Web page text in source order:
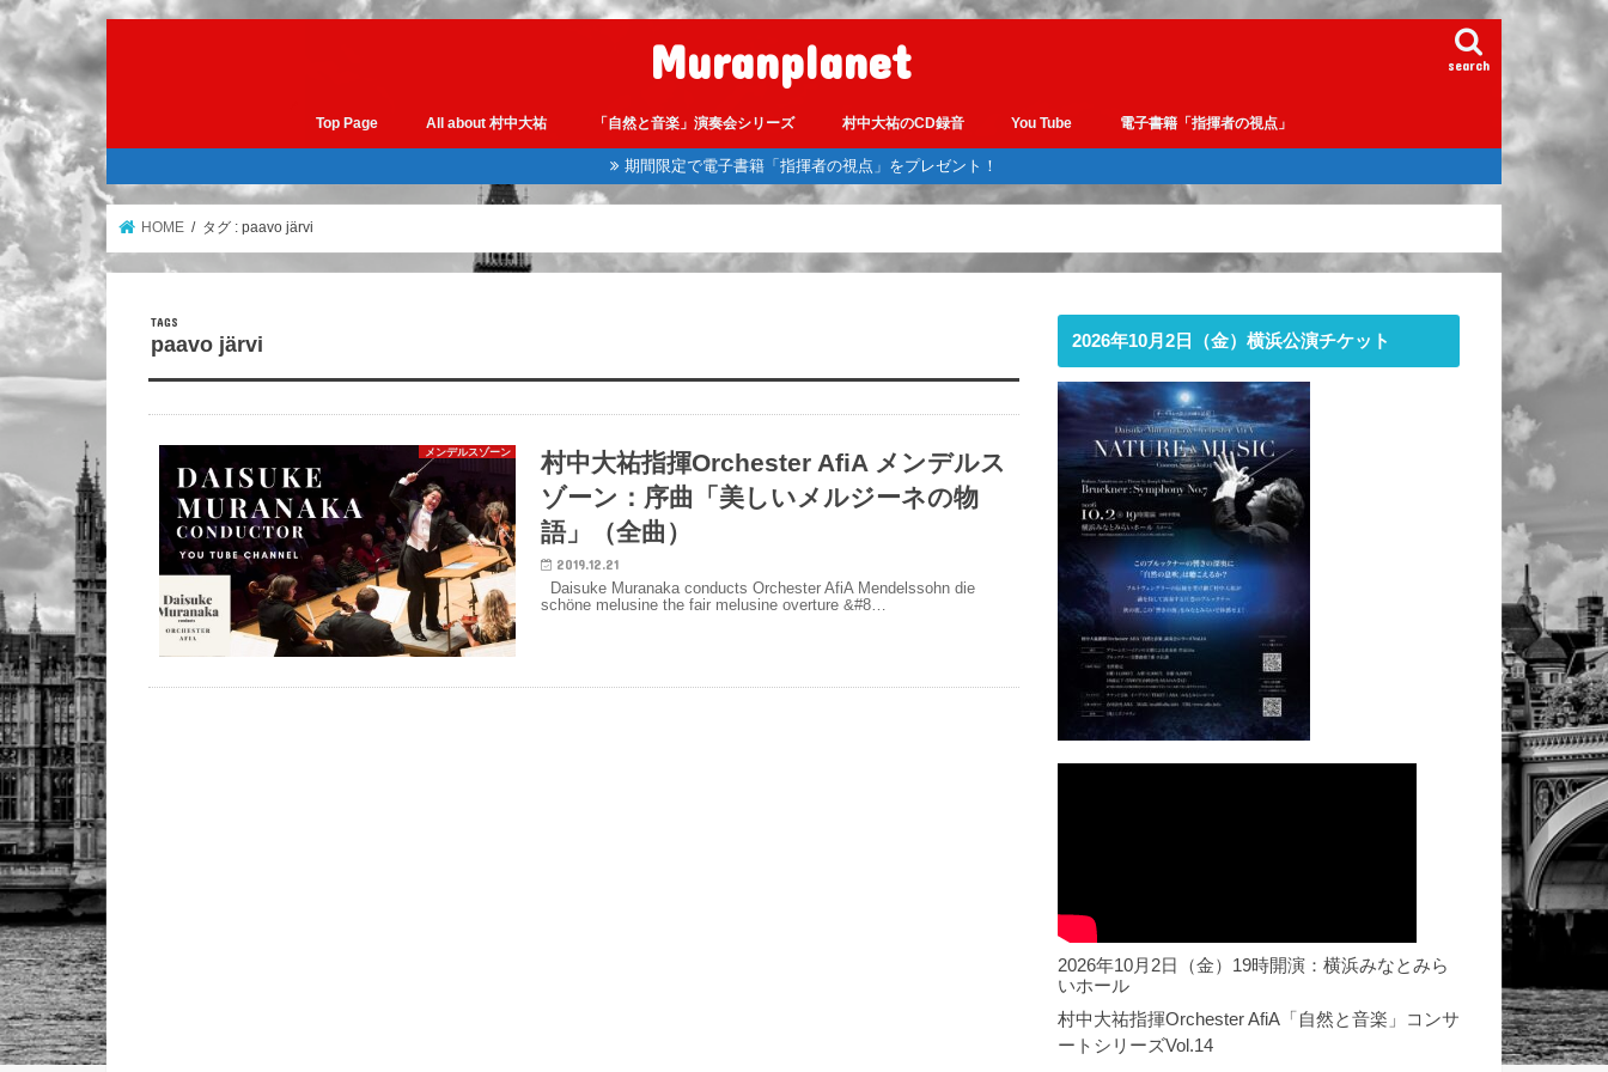
Muranplanet search
Top Page All about 村中大祐 「自然と音楽」演奏会シリーズ 村中大祐のCD録音 You Tube 電子書籍「指揮者の視点」
期間限定で電子書籍「指揮者の視点」をプレゼント！
HOME タグ : paavo järvi
paavo järvi
メンデルスゾーン
村中大祐指揮Orchester AfiA メンデルス
ゾーン：序曲「美しいメルジーネの物
語」（全曲）
2019.12.21
Daisuke Muranaka conducts Orchester AfiA Mendelssohn die
schöne melusine the fair melusine overture &#8…
2026年10月2日（金）横浜公演チケット
2026年10月2日（金）19時開演：横浜みなとみら
いホール
村中大祐指揮Orchester AfiA「自然と音楽」コンサ
ートシリーズVol.14